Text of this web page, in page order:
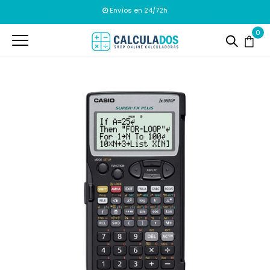
Envíos en 24/72h
0